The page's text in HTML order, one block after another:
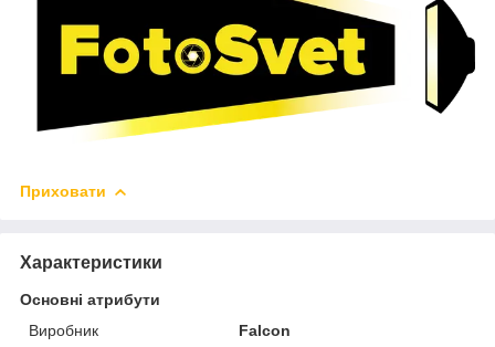
Приховати
Характеристики
Основні атрибути
Виробник
Falcon